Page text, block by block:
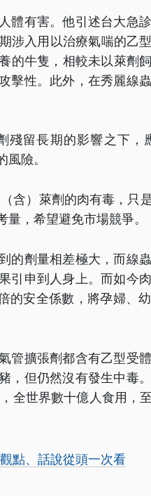
體有害。他引述台大急
涉入用以治療氣喘的乙
的牛隻，相較未以萊劑
擊性。此外，在秀麗線
殘留長期的影響之下，
險。
含）萊劑的肉有毒，只
，希望避免市場競爭。
的劑量相差極大，而線
引申到人身上。而如今
的安全係數，將孕婦、
管擴張劑都含有乙型受
，但仍然沒有發生中毒
全世界數十億人食用，
點、話說從頭一次看